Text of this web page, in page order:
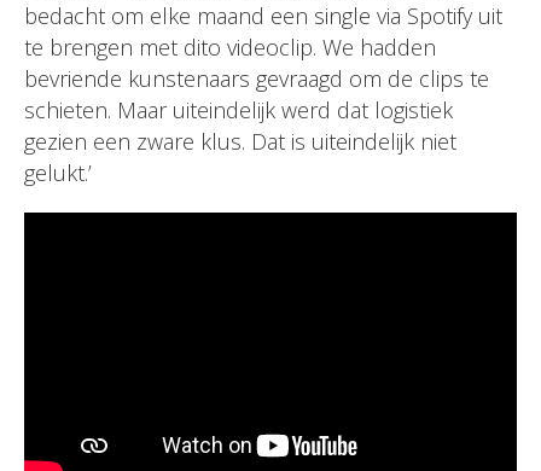
bedacht om elke maand een single via Spotify uit
te brengen met dito videoclip. We hadden
bevriende kunstenaars gevraagd om de clips te
schieten. Maar uiteindelijk werd dat logistiek
gezien een zware klus. Dat is uiteindelijk niet
gelukt.’